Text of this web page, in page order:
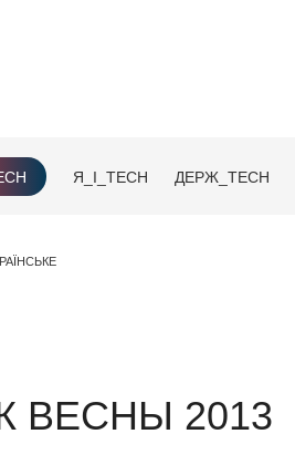
Я_І_TECH ДЕРЖ_TECH
ВЕСНЫ 2013